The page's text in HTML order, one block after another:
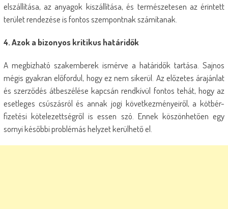
elszállítása, az anyagok kiszállítása, és természetesen az érintett
terület rendezése is fontos szempontnak számítanak.
4. Azok a bizonyos kritikus határidők
A megbízható szakemberek ismérve a határidők tartása. Sajnos
mégis gyakran előfordul, hogy ez nem sikerül. Az előzetes árajánlat
és szerződés átbeszélése kapcsán rendkívül fontos tehát, hogy az
esetleges csúszásról és annak jogi következményeiről, a kötbér-
fizetési kötelezettségről is essen szó. Ennek köszönhetően egy
sornyi későbbi problémás helyzet kerülhető el.